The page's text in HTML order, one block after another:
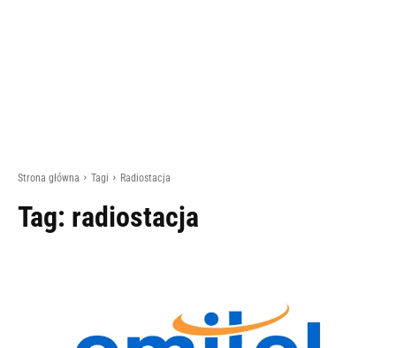
Strona główna Tagi Radiostacja
Tag: radiostacja